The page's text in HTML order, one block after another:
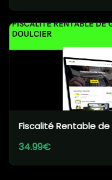
Fiscalité Rentable
34.99€